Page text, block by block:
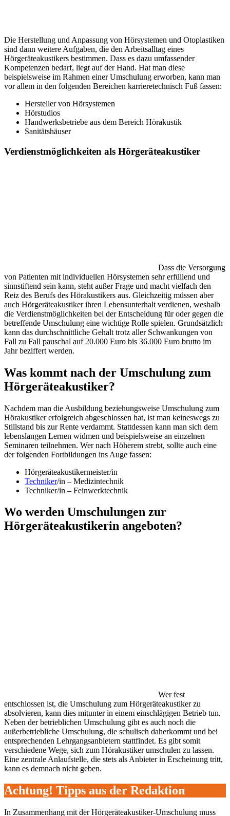
Die Herstellung und Anpassung von Hörsystemen und Otoplastiken
sind dann weitere Aufgaben, die den Arbeitsalltag eines
Hörgeräteakustikers bestimmen. Dass es dazu umfassender
Kompetenzen bedarf, liegt auf der Hand. Hat man diese
beispielsweise im Rahmen einer Umschulung erworben, kann man
vor allem in den folgenden Bereichen karrieretechnisch Fuß fassen:
Hersteller von Hörsystemen
Hörstudios
Handwerksbetriebe aus dem Bereich Hörakustik
Sanitätshäuser
Verdienstmöglichkeiten als Hörgeräteakustiker
Dass die Versorgung
von Patienten mit individuellen Hörsystemen sehr erfüllend und
sinnstiftend sein kann, steht außer Frage und macht vielfach den
Reiz des Berufs des Hörakustikers aus. Gleichzeitig müssen aber
auch Hörgeräteakustiker ihren Lebensunterhalt verdienen, weshalb
die Verdienstmöglichkeiten bei der Entscheidung für oder gegen die
betreffende Umschulung eine wichtige Rolle spielen. Grundsätzlich
kann das durchschnittliche Gehalt trotz aller Schwankungen von
Fall zu Fall pauschal auf 20.000 Euro bis 36.000 Euro brutto im
Jahr beziffert werden.
Was kommt nach der Umschulung zum
Hörgeräteakustiker?
Nachdem man die Ausbildung beziehungsweise Umschulung zum
Hörakustiker erfolgreich abgeschlossen hat, ist man keineswegs zu
Stillstand bis zur Rente verdammt. Stattdessen kann man sich dem
lebenslangen Lernen widmen und beispielsweise an einzelnen
Seminaren teilnehmen. Wer nach Höherem strebt, sollte auch eine
der folgenden Fortbildungen ins Auge fassen:
Hörgeräteakustikermeister/in
Techniker/in – Medizintechnik
Techniker/in – Feinwerktechnik
Wo werden Umschulungen zur
Hörgeräteakustikerin angeboten?
Wer fest
entschlossen ist, die Umschulung zum Hörgeräteakustiker zu
absolvieren, kann dies mitunter in einem einschlägigen Betrieb tun.
Neben der betrieblichen Umschulung gibt es auch noch die
außerbetriebliche Umschulung, die schulisch daherkommt und bei
entsprechenden Lehrgangsanbietern stattfindet. Es gibt somit
verschiedene Wege, sich zum Hörakustiker umschulen zu lassen.
Eine zentrale Anlaufstelle, die stets als Anbieter in Erscheinung tritt,
kann es demnach nicht geben.
Achtung! Tipps aus der Redaktion
In Zusammenhang mit der Hörgeräteakustiker-Umschulung muss